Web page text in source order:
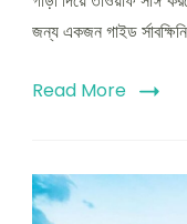
জন্য একজন গাইড
Read More